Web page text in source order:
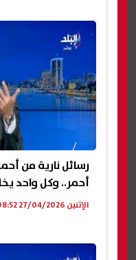
رسائل نارية من
أحمر.. وكل واحد
الإثنين 27/04/2026 08:52 م